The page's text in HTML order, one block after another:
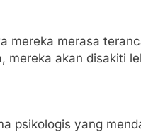
mereka merasa
mereka akan disakiti
psikologis yang